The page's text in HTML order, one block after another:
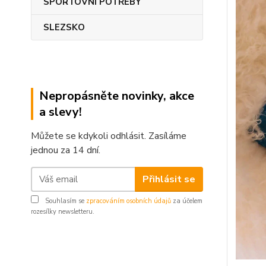
SLEZSKO
Nepropásněte novinky, akce
a slevy!
Můžete se kdykoli odhlásit. Zasíláme
jednou za 14 dní.
Přihlásit se
Souhlasím se zpracováním osobních údajů za účelem
rozesílky newsletteru.